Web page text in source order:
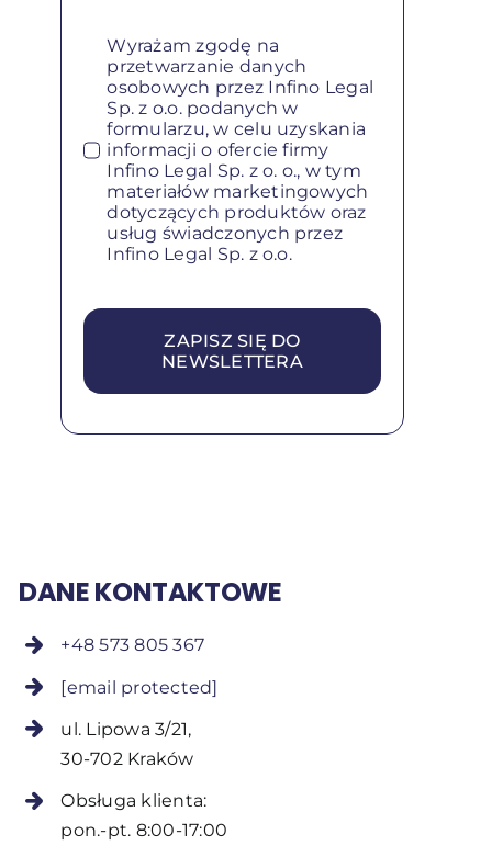
Wyrażam zgodę na
przetwarzanie danych
osobowych przez Infino Legal
Sp. z o.o. podanych w
formularzu, w celu uzyskania
informacji o ofercie firmy
Infino Legal Sp. z o. o., w tym
materiałów marketingowych
dotyczących produktów oraz
usług świadczonych przez
Infino Legal Sp. z o.o.
ZAPISZ SIĘ DO
NEWSLETTERA
DANE KONTAKTOWE
+48 573 805 367
[email protected]
ul. Lipowa 3/21,
30-702 Kraków
Obsługa klienta:
pon.-pt. 8:00-17:00